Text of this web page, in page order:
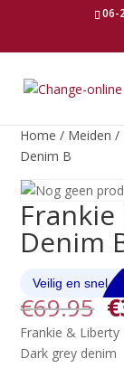
06-
Home / Meiden /
Denim B
Denim
€69.95 €
Frankie &
Dark grey denim